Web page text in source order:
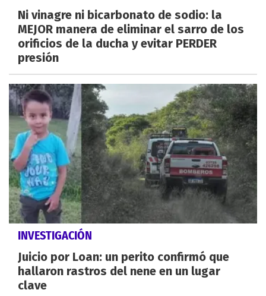
Ni vinagre ni bicarbonato de sodio: la
MEJOR manera de eliminar el sarro de los
orificios de la ducha y evitar PERDER
presión
INVESTIGACIÓN
Juicio por Loan: un perito confirmó que
hallaron rastros del nene en un lugar
clave